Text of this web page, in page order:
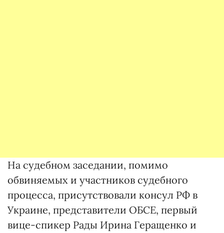
На судебном заседании, помимо
обвиняемых и участников судебного
процесса, присутствовали консул РФ в
Украине, представители ОБСЕ, первый
вице-спикер Рады Ирина Геращенко и